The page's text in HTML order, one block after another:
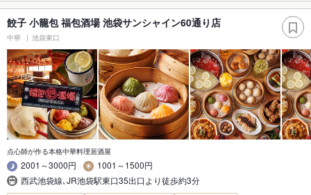
餃子 小籠包 福包酒場 池袋サンシャイン60通り店
中華 池袋東口
点心師が作る本格中華料理居酒屋
2001～3000円
1001～1500円
西武池袋線､JR池袋駅東口35出口より徒歩約3分